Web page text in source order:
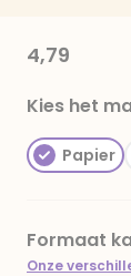
4,79
Kies het
Papier
Formaat
Onze